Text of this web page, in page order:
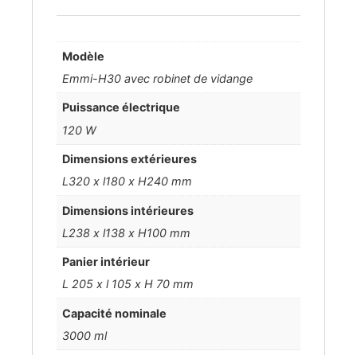
Modèle
Emmi-H30 avec robinet de vidange
Puissance électrique
120 W
Dimensions extérieures
L320 x l180 x H240 mm
Dimensions intérieures
L238 x l138 x H100 mm
Panier intérieur
L 205 x l 105 x H 70 mm
Capacité nominale
3000 ml